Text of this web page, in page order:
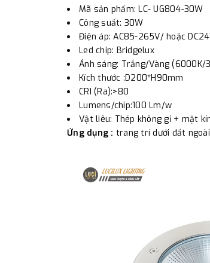
Mã sản phẩm: LC- UG804-30W
Công suất: 30W
Điện áp: AC85-265V/ hoặc
Led chip: Bridgelux
Ánh sáng: Trắng/Vàng (6000K/
Kích thước :D200*H90mm
CRI (Ra):>80
Lumens/chip:100 Lm/w
Vật liêu: Thép không gỉ + mặt
Ứng dụng : trang trí dưới đất